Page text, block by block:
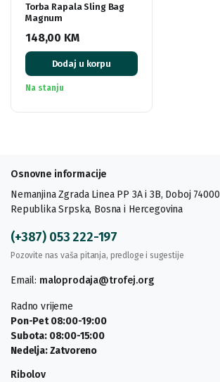
Torba Rapala Sling Bag
Magnum
148,00 KM
Dodaj u korpu
Na stanju
Osnovne informacije
Nemanjina Zgrada Linea PP 3A i 3B, Doboj 74000
Republika Srpska, Bosna i Hercegovina
(+387) 053 222-197
Pozovite nas vaša pitanja, predloge i sugestije
Email: maloprodaja@trofej.org
Radno vrijeme
Pon-Pet 08:00-19:00
Subota: 08:00-15:00
Nedelja: Zatvoreno
Ribolov